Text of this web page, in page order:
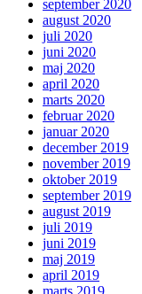
september 2020
august 2020
juli 2020
juni 2020
maj 2020
april 2020
marts 2020
februar 2020
januar 2020
december 2019
november 2019
oktober 2019
september 2019
august 2019
juli 2019
juni 2019
maj 2019
april 2019
marts 2019